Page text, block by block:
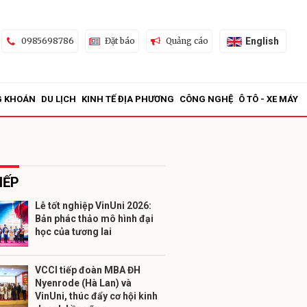
0985698786 Đặt báo Quảng cáo English
KHOÁN DU LỊCH KINH TẾ ĐỊA PHƯƠNG CÔNG NGHỆ Ô TÔ - XE MÁY
Lễ tốt nghiệp VinUni 2026:
Bản phác thảo mô hình đại
học của tương lai
VCCI tiếp đoàn MBA ĐH
Nyenrode (Hà Lan) và
VinUni, thúc đẩy cơ hội kinh